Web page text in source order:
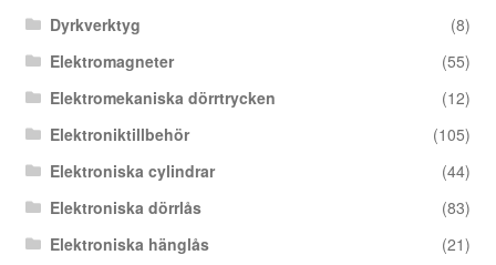
Dyrkverktyg
(8)
Elektromagneter
(55)
Elektromekaniska dörrtrycken
(12)
Elektroniktillbehör
(105)
Elektroniska cylindrar
(44)
Elektroniska dörrlås
(83)
Elektroniska hänglås
(21)